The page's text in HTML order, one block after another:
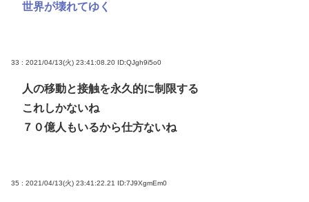
世界が壊れてゆく
33 : 2021/04/13(火) 23:41:08.20 ID:QJgh9i5o0
人の移動と接触を永久的に制限する
これしかないね
７０億人もいるから仕方ないね
35 : 2021/04/13(火) 23:41:22.21 ID:7J9XgmEm0